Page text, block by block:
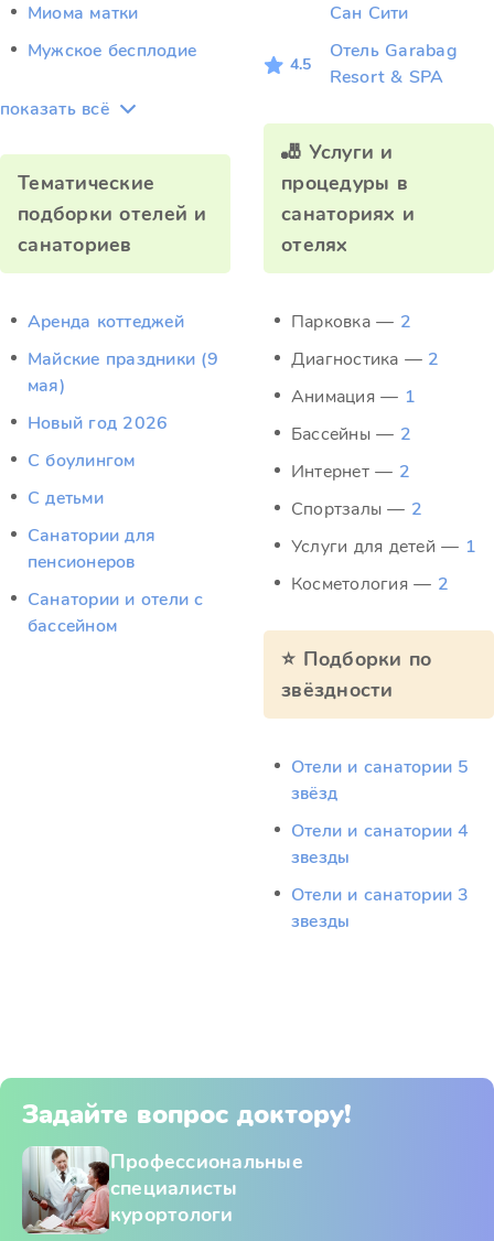
Миома матки
Мужское бесплодие
показать всё
Тематические
подборки отелей и
санаториев
Аренда коттеджей
Майские праздники (9
мая)
Новый год 2026
С боулингом
С детьми
Санатории для
пенсионеров
Санатории и отели с
бассейном
Сан Сити
4.5
Отель Garabag
Resort & SPA
🎳 Услуги и
процедуры в
санаториях и
отелях
Парковка — 2
Диагностика — 2
Анимация — 1
Бассейны — 2
Интернет — 2
Спортзалы — 2
Услуги для детей — 1
Косметология — 2
⭐ Подборки по
звёздности
Отели и санатории 5
звёзд
Отели и санатории 4
звезды
Отели и санатории 3
звезды
Задайте вопрос доктору!
Профессиональные
специалисты
курортологи